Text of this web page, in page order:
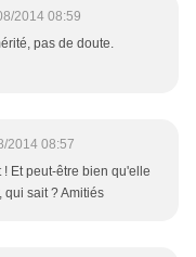
2014 08:59
pas de doute.
2014 08:57
! Et peut-être bien qu'elle
qui sait ? Amitiés